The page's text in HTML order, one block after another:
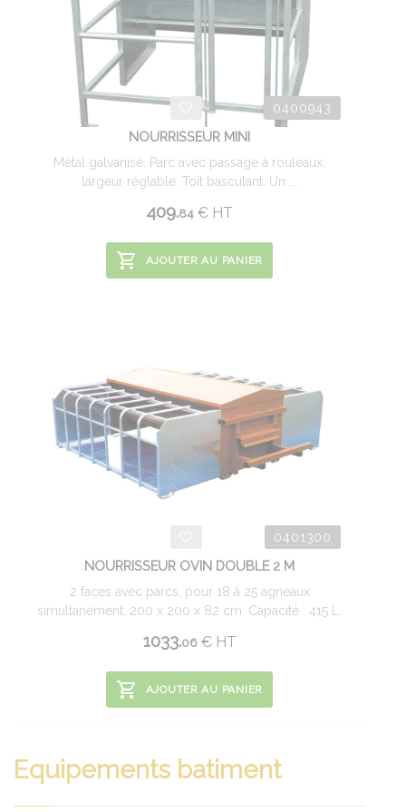
0400943
NOURRISSEUR MINI
Métal galvanisé. Parc avec passage à rouleaux,
largeur réglable. Toit basculant. Un ...
409.84 € HT
AJOUTER AU PANIER
0401300
NOURRISSEUR OVIN DOUBLE 2 M
2 faces avec parcs, pour 18 à 25 agneaux
simultanément. 200 x 200 x 82 cm. Capacité : 415 L.
1033.06 €HT
AJOUTER AU PANIER
Equipements batiment